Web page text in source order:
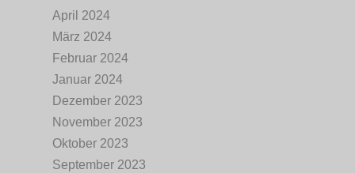
April 2024
März 2024
Februar 2024
Januar 2024
Dezember 2023
November 2023
Oktober 2023
September 2023